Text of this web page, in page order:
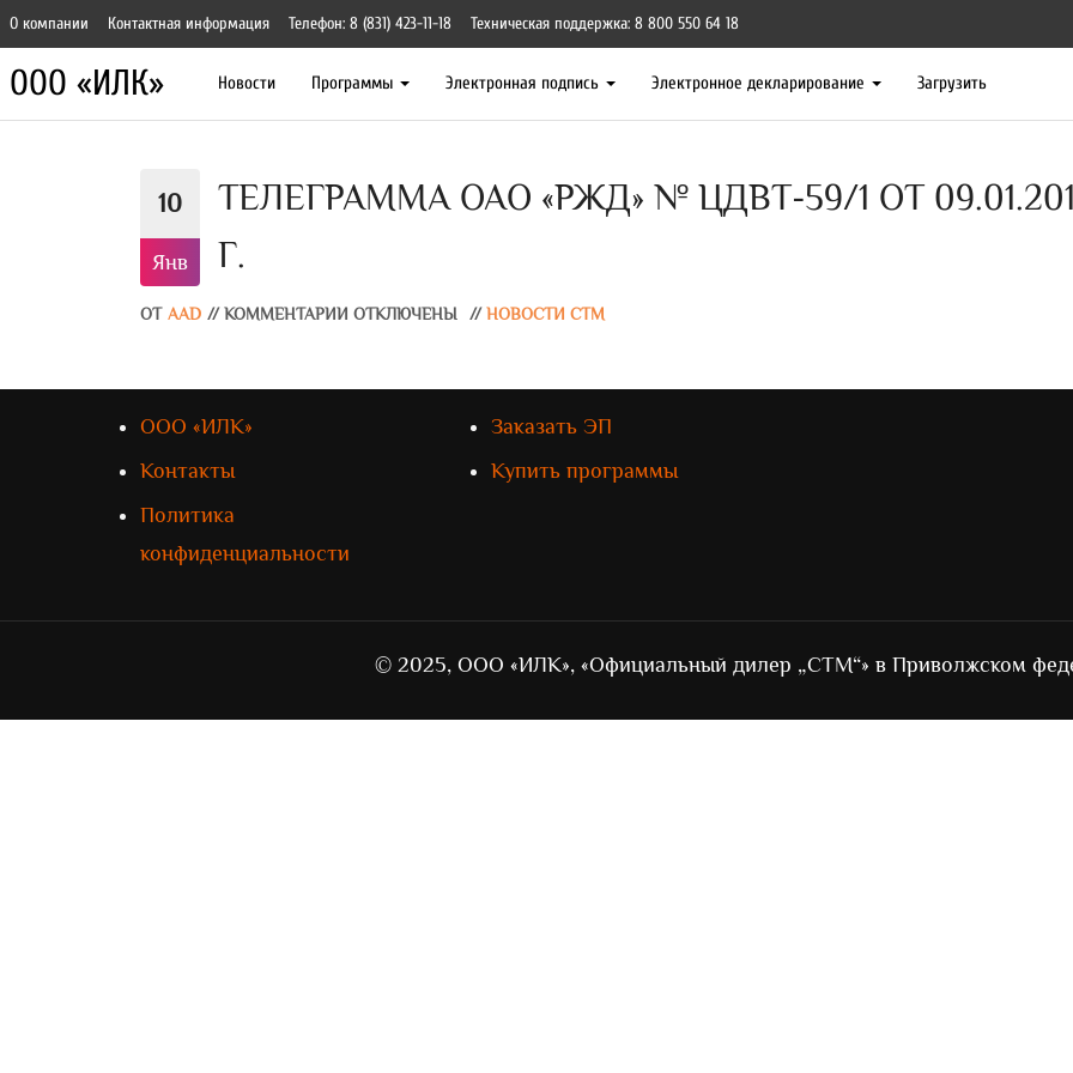
О компании Контактная информация Телефон: 8 (831) 423-11-18 Техническая поддержка: 8 800 550 64 18
ООО «ИЛК» Новости Программы Электронная подпись Электронное декларирование Загрузить
10
Янв
ТЕЛЕГРАММА ОАО «РЖД» № ЦДВТ-59/1 ОТ
Г.
ОТ AAD // КОММЕНТАРИИ ОТКЛЮЧЕНЫ // НОВОСТИ СТМ
ООО «ИЛК»
Контакты
Политика
конфиденциальности
Заказать ЭП
Купить программы
© 2025, ООО «ИЛК», «Официальный дилер „СТМ“» в Приволжском